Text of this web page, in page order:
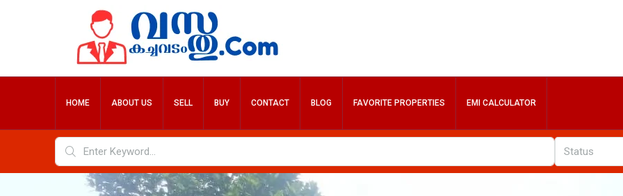
HOME ABOUT US SELL BUY CONTACT BLOG FAVORITE PROPERTIES EMI CALCULATOR
Status